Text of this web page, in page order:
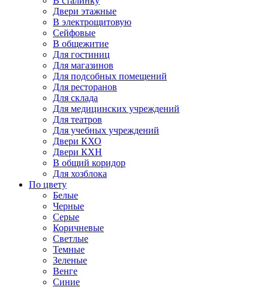
Двери этажные
В электрощитовую
Сейфовые
В общежитие
Для гостиниц
Для магазинов
Для подсобных помещений
Для ресторанов
Для склада
Для медицинских учреждений
Для театров
Для учебных учреждений
Двери КХО
Двери КХН
В общий коридор
Для хозблока
По цвету
Белые
Черные
Серые
Коричневые
Светлые
Темные
Зеленые
Венге
Синие